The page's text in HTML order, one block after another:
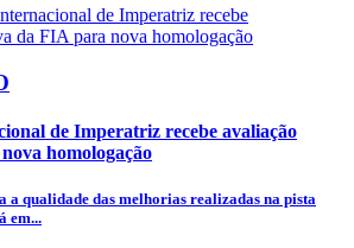
de Imperatriz recebe avaliação
homologação
a qualidade das melhorias realizadas na pista
em...